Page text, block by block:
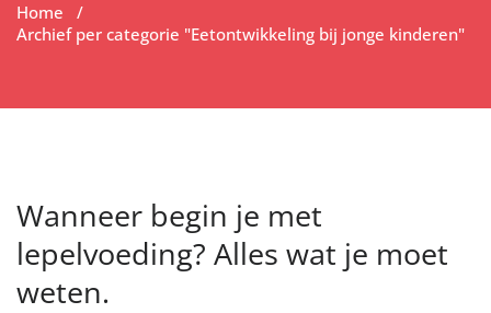
Home /
Archief per categorie "Eetontwikkeling bij jonge kinderen"
Wanneer begin je met
lepelvoeding? Alles wat je moet
weten.